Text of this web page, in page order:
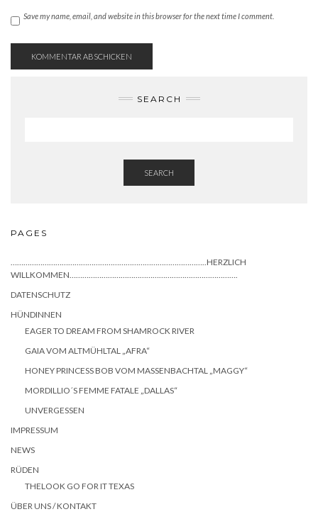
Save my name, email, and website in this browser for the next time I comment.
SEARCH
SEARCH
PAGES
………………………………………………………………………………..HERZLICH
WILLKOMMEN…………………………………………………………………….
DATENSCHUTZ
HÜNDINNEN
EAGER TO DREAM FROM SHAMROCK RIVER
GAIA VOM ALTMÜHLTAL „AFRA“
HONEY PRINCESS BOB VOM MASSENBACHTAL „MAGGY“
MORDILLIO´S FEMME FATALE „DALLAS“
UNVERGESSEN
IMPRESSUM
NEWS
RÜDEN
THELOOK GO FOR IT TEXAS
ÜBER UNS / KONTAKT